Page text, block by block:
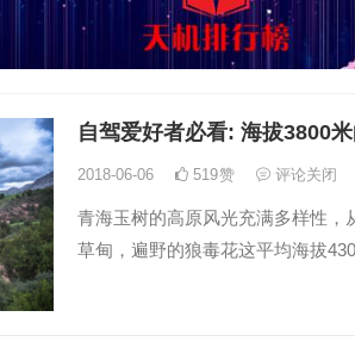
自驾爱好者必看: 海拔3800
2018-06-06 519赞 评论关闭
青海玉树的高原风光充满多样性，
草甸，遍野的狼毒花这平均海拔